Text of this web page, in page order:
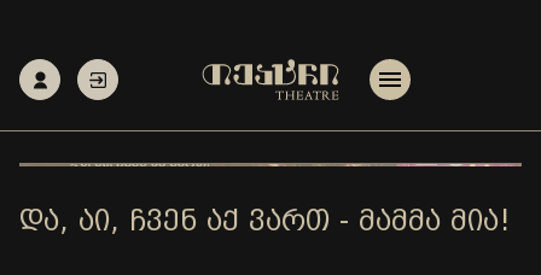
ᲓᲐ, ᲐᲘ, ᲩᲕᲔᲜ ᲐᲥ ᲕᲐᲠᲗ - ᲛᲐᲛᲛᲐ ᲛᲘᲐ!